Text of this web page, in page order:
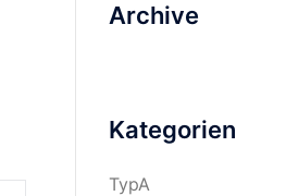
Archive
Kategorien
TypA